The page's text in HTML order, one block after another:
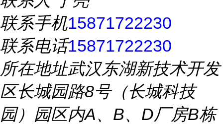
联系手机15871722230
联系电话15871722230
所在地址武汉东湖新技术开发
区长城园路8号（长城科技
园）园区内A、B、D厂房B栋